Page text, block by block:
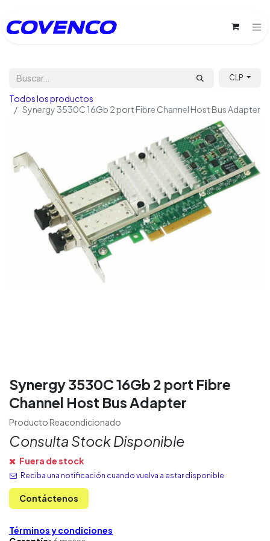
CLP
Todos los productos
Synergy 3530C 16Gb 2 port Fibre Channel Host Bus Adapter
Synergy 3530C 16Gb 2 port Fibre
Channel Host Bus Adapter
Producto Reacondicionado
Consulta Stock Disponible
Fuera de stock
Reciba una notificación cuando vuelva a estar disponible
Contáctenos
Términos y condiciones